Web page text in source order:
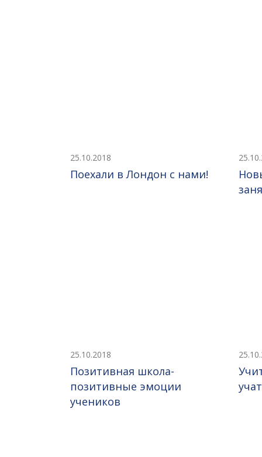
25.10.2018
Поехали в Лондон с нами!
25.10.2018
Позитивная школа-
позитивные эмоции
учеников